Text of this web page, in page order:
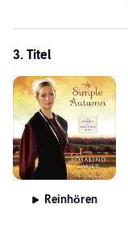
3. Titel
Reinhören